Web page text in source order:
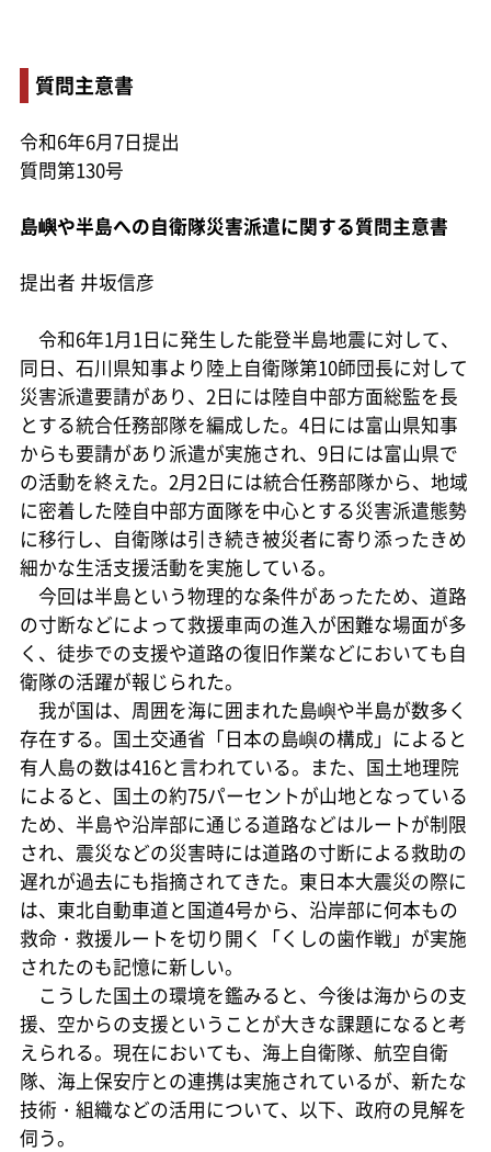
質問主意書
令和6年6月7日提出
質問第130号
島嶼や半島への自衛隊災害派遣に関する質問主意書
提出者 井坂信彦
令和6年1月1日に発生した能登半島地震に対して、
同日、石川県知事より陸上自衛隊第10師団長に対して
災害派遣要請があり、2日には陸自中部方面総監を長
とする統合任務部隊を編成した。4日には富山県知事
からも要請があり派遣が実施され、9日には富山県で
の活動を終えた。2月2日には統合任務部隊から、地域
に密着した陸自中部方面隊を中心とする災害派遣態勢
に移行し、自衛隊は引き続き被災者に寄り添ったきめ
細かな生活支援活動を実施している。
今回は半島という物理的な条件があったため、道路
の寸断などによって救援車両の進入が困難な場面が多
く、徒歩での支援や道路の復旧作業などにおいても自
衛隊の活躍が報じられた。
我が国は、周囲を海に囲まれた島嶼や半島が数多く
存在する。国土交通省「日本の島嶼の構成」によると
有人島の数は416と言われている。また、国土地理院
によると、国土の約75パーセントが山地となっている
ため、半島や沿岸部に通じる道路などはルートが制限
され、震災などの災害時には道路の寸断による救助の
遅れが過去にも指摘されてきた。東日本大震災の際に
は、東北自動車道と国道4号から、沿岸部に何本もの
救命・救援ルートを切り開く「くしの歯作戦」が実施
されたのも記憶に新しい。
こうした国土の環境を鑑みると、今後は海からの支
援、空からの支援ということが大きな課題になると考
えられる。現在においても、海上自衛隊、航空自衛
隊、海上保安庁との連携は実施されているが、新たな
技術・組織などの活用について、以下、政府の見解を
伺う。